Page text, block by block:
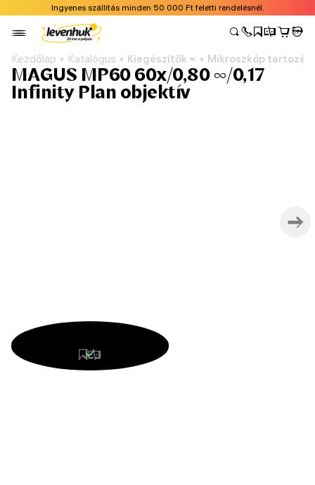
Ingyenes szállítás minden 50 000 Ft feletti rendelésnél.
Kezdőlap Katalógus Kiegészítők Mikroszkóp
MAGUS MP60 60х/0,80 ∞/0,17
Infinity Plan objektív